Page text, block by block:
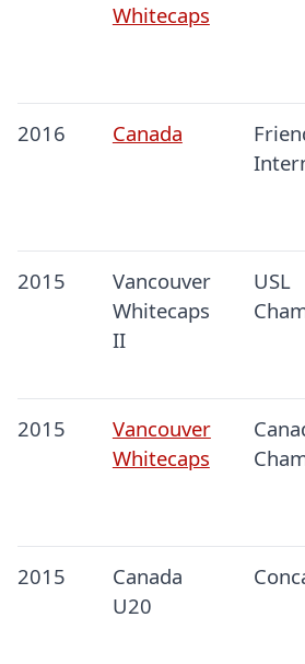
Whitecaps
2016 Canada
2015
Vancouver
Whitecaps
II
USL
2015
Vancouver
Whitecaps
2015
Canada
U20